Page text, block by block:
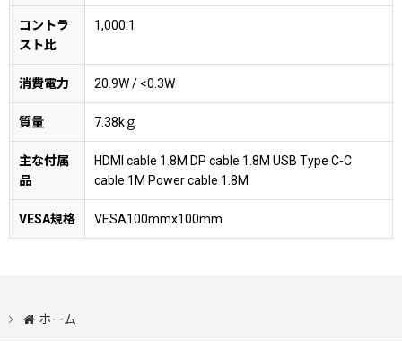
コントラ
スト比
1,000:1
消費電力 20.9W / <0.3W
質量 7.38kｇ
主な付属
品
HDMI cable 1.8M DP cable 1.8M USB Type C-C
cable 1M Power cable 1.8M
VESA規格 VESA100mmx100mm
ホーム